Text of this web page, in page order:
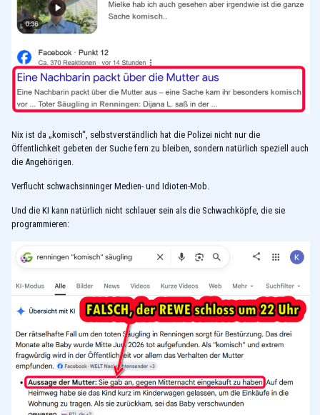
Nix ist da „komisch“, selbstverständlich hat die Polizei nicht nur die
Öffentlichkeit gebeten der Suche fern zu bleiben, sondern natürlich speziell auch
die Angehörigen.
Verflucht schwachsinninger Medien- und Idioten-Mob.
Und die KI kann natürlich nicht schlauer sein als die Schwachköpfe, die sie
programmieren: